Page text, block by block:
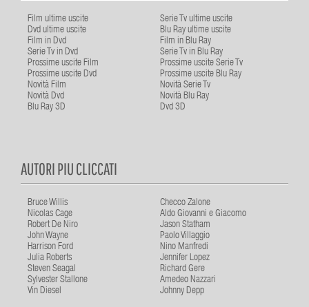
Film ultime uscite
Serie Tv ultime uscite
Dvd ultime uscite
Blu Ray ultime uscite
Film in Dvd
Film in Blu Ray
Serie Tv in Dvd
Serie Tv in Blu Ray
Prossime uscite Film
Prossime uscite Serie Tv
Prossime uscite Dvd
Prossime uscite Blu Ray
Novità Film
Novità Serie Tv
Novità Dvd
Novità Blu Ray
Blu Ray 3D
Dvd 3D
AUTORI PIU CLICCATI
Bruce Willis
Checco Zalone
Nicolas Cage
Aldo Giovanni e Giacomo
Robert De Niro
Jason Statham
John Wayne
Paolo Villaggio
Harrison Ford
Nino Manfredi
Julia Roberts
Jennifer Lopez
Steven Seagal
Richard Gere
Sylvester Stallone
Amedeo Nazzari
Vin Diesel
Johnny Depp